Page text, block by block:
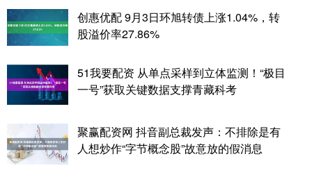
创惠优配 9月3日环旭转债上涨1.04%，转
股溢价率27.86%
51我要配资 从单点采样到立体监测！“极目
一号”获取关键数据支撑青藏科考
聚赢配资网 抖音副总裁发声：不排除是有
人想炒作“字节概念股”故意放的假消息